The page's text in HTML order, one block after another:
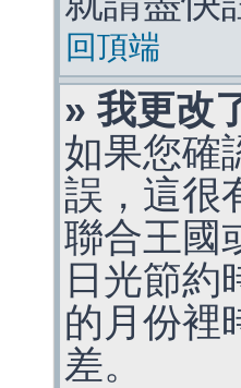
回頂端
» 我更改
如果您確
誤，這很
聯合王國
日光節約
的月份裡
差。